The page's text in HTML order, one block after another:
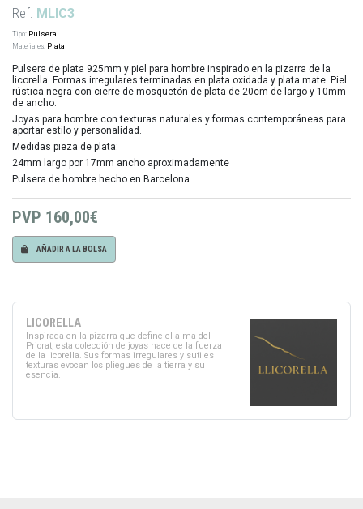
Ref. MLIC3
Tipo: Pulsera
Materiales: Plata
Pulsera de plata 925mm y piel para hombre inspirado en la pizarra de la
licorella. Formas irregulares terminadas en plata oxidada y plata mate. Piel
rústica negra con cierre de mosquetón de plata de 20cm de largo y 10mm
de ancho.
Joyas para hombre con texturas naturales y formas contemporáneas para
aportar estilo y personalidad.
Medidas pieza de plata:
24mm largo por 17mm ancho aproximadamente
Pulsera de hombre hecho en Barcelona
PVP 160,00€
AÑADIR A LA BOLSA
LICORELLA
Inspirada en la pizarra que define el alma del
Priorat, esta colección de joyas nace de la fuerza
de la licorella. Sus formas irregulares y sutiles
texturas evocan los pliegues de la tierra y su
esencia.